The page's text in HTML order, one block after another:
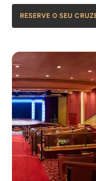
RESERVE O SEU